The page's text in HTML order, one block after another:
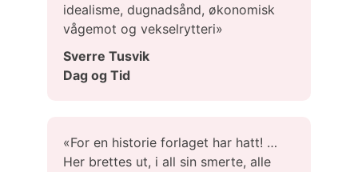
idealisme, dugnadsånd, økonomisk
vågemot og vekselrytteri»
Sverre Tusvik
Dag og Tid
«For en historie forlaget har hatt! …
Her brettes ut, i all sin smerte, alle